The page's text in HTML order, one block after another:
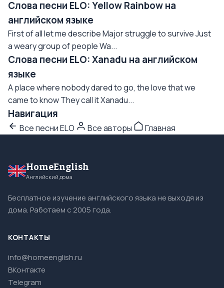
Слова песни ELO: Yellow Rainbow на
английском языке
First of all let me describe Major struggle to survive Just
a weary group of people Wa...
Слова песни ELO: Xanadu на английском
языке
A place where nobody dared to go, the love that we
came to know They call it Xanadu...
Навигация
Все песни ELO Все авторы Главная
HomeEnglish
Английский дома
Бесплатное изучение английского языка не выходя из
дома. Работаем с 2005 года.
КОНТАКТЫ
info@homeenglish.ru
ВКонтакте
Telegram